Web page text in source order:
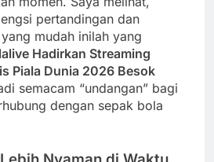
pertandingan dan
mudah inilah yang
Hadirkan Streaming
Piala Dunia 2026 Besok
semacam “undangan” bagi
dengan sepak bola